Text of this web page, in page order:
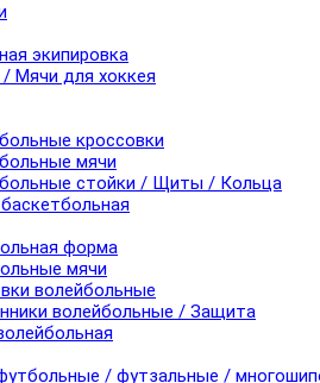
экипировка
Мячи для хоккея
кроссовки
мячи
стойки / Щиты / Кольца
форма
мячи
волейбольные
волейбольные / Защита
/ футзальные /